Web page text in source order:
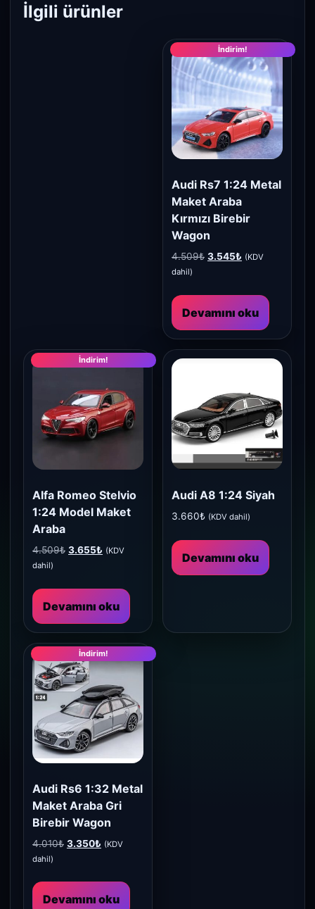
İlgili ürünler
İndirim!
Audi Rs7 1:24 Metal
Maket Araba
Kırmızı Birebir
Wagon
4.509₺ Orijinal
3.545₺ Şu
3.545₺.
(KDV
dahil)
Devamını oku
İndirim!
Alfa Romeo Stelvio
1:24 Model Maket
Araba
4.509₺ Orijinal
3.655₺ Şu
3.655₺.
(KDV
dahil)
Devamını oku
Audi A8 1:24 Siyah
3.660₺ (KDV dahil)
Devamını oku
İndirim!
Audi Rs6 1:32 Metal
Maket Araba Gri
Birebir Wagon
4.010₺ Orijinal
3.350₺ Şu
3.350₺.
(KDV
dahil)
Devamını oku